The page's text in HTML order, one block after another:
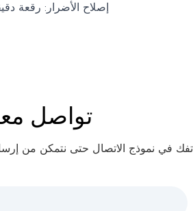
إصلاح الأضرار: رقعة
تواصل